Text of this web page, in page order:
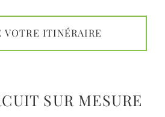
VOTRE ITINÉRAIRE
SUR MESURE